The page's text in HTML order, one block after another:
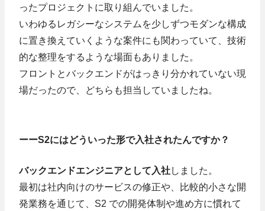
ったプロジェクトに取り組んでいました。
いわゆるレガシーなシステムを少しずつモダンな構成
に置き換えていくような案件にも関わっていて、技術
的な整理をするような場面もありました。
フロントとバックエンドがはっきり分かれていない現
場だったので、どちらも担当していましたね。
ーーS2にはどういった形で入社されたんですか？
バックエンドエンジニアとして入社しました。
最初は社内向けのサービスの修正や、比較的小さな開
発業務を通じて、S2 での開発体制や進め方に慣れて